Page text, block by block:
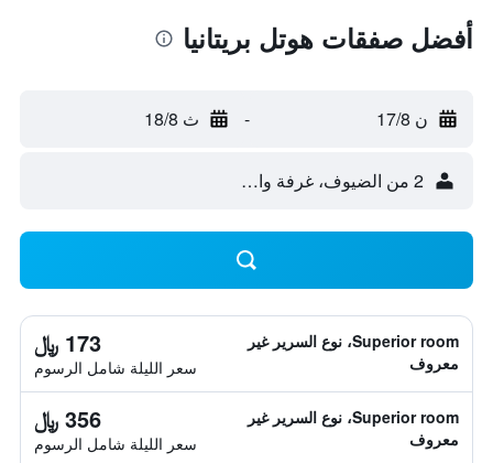
أفضل صفقات هوتل بريتانيا
ن 17/8 - ث 18/8
2 من الضيوف، غرفة واحدة
Superior room، نوع السرير غير
معروف
173 ﷼
سعر الليلة شامل الرسوم
Superior room، نوع السرير غير
معروف
356 ﷼
سعر الليلة شامل الرسوم